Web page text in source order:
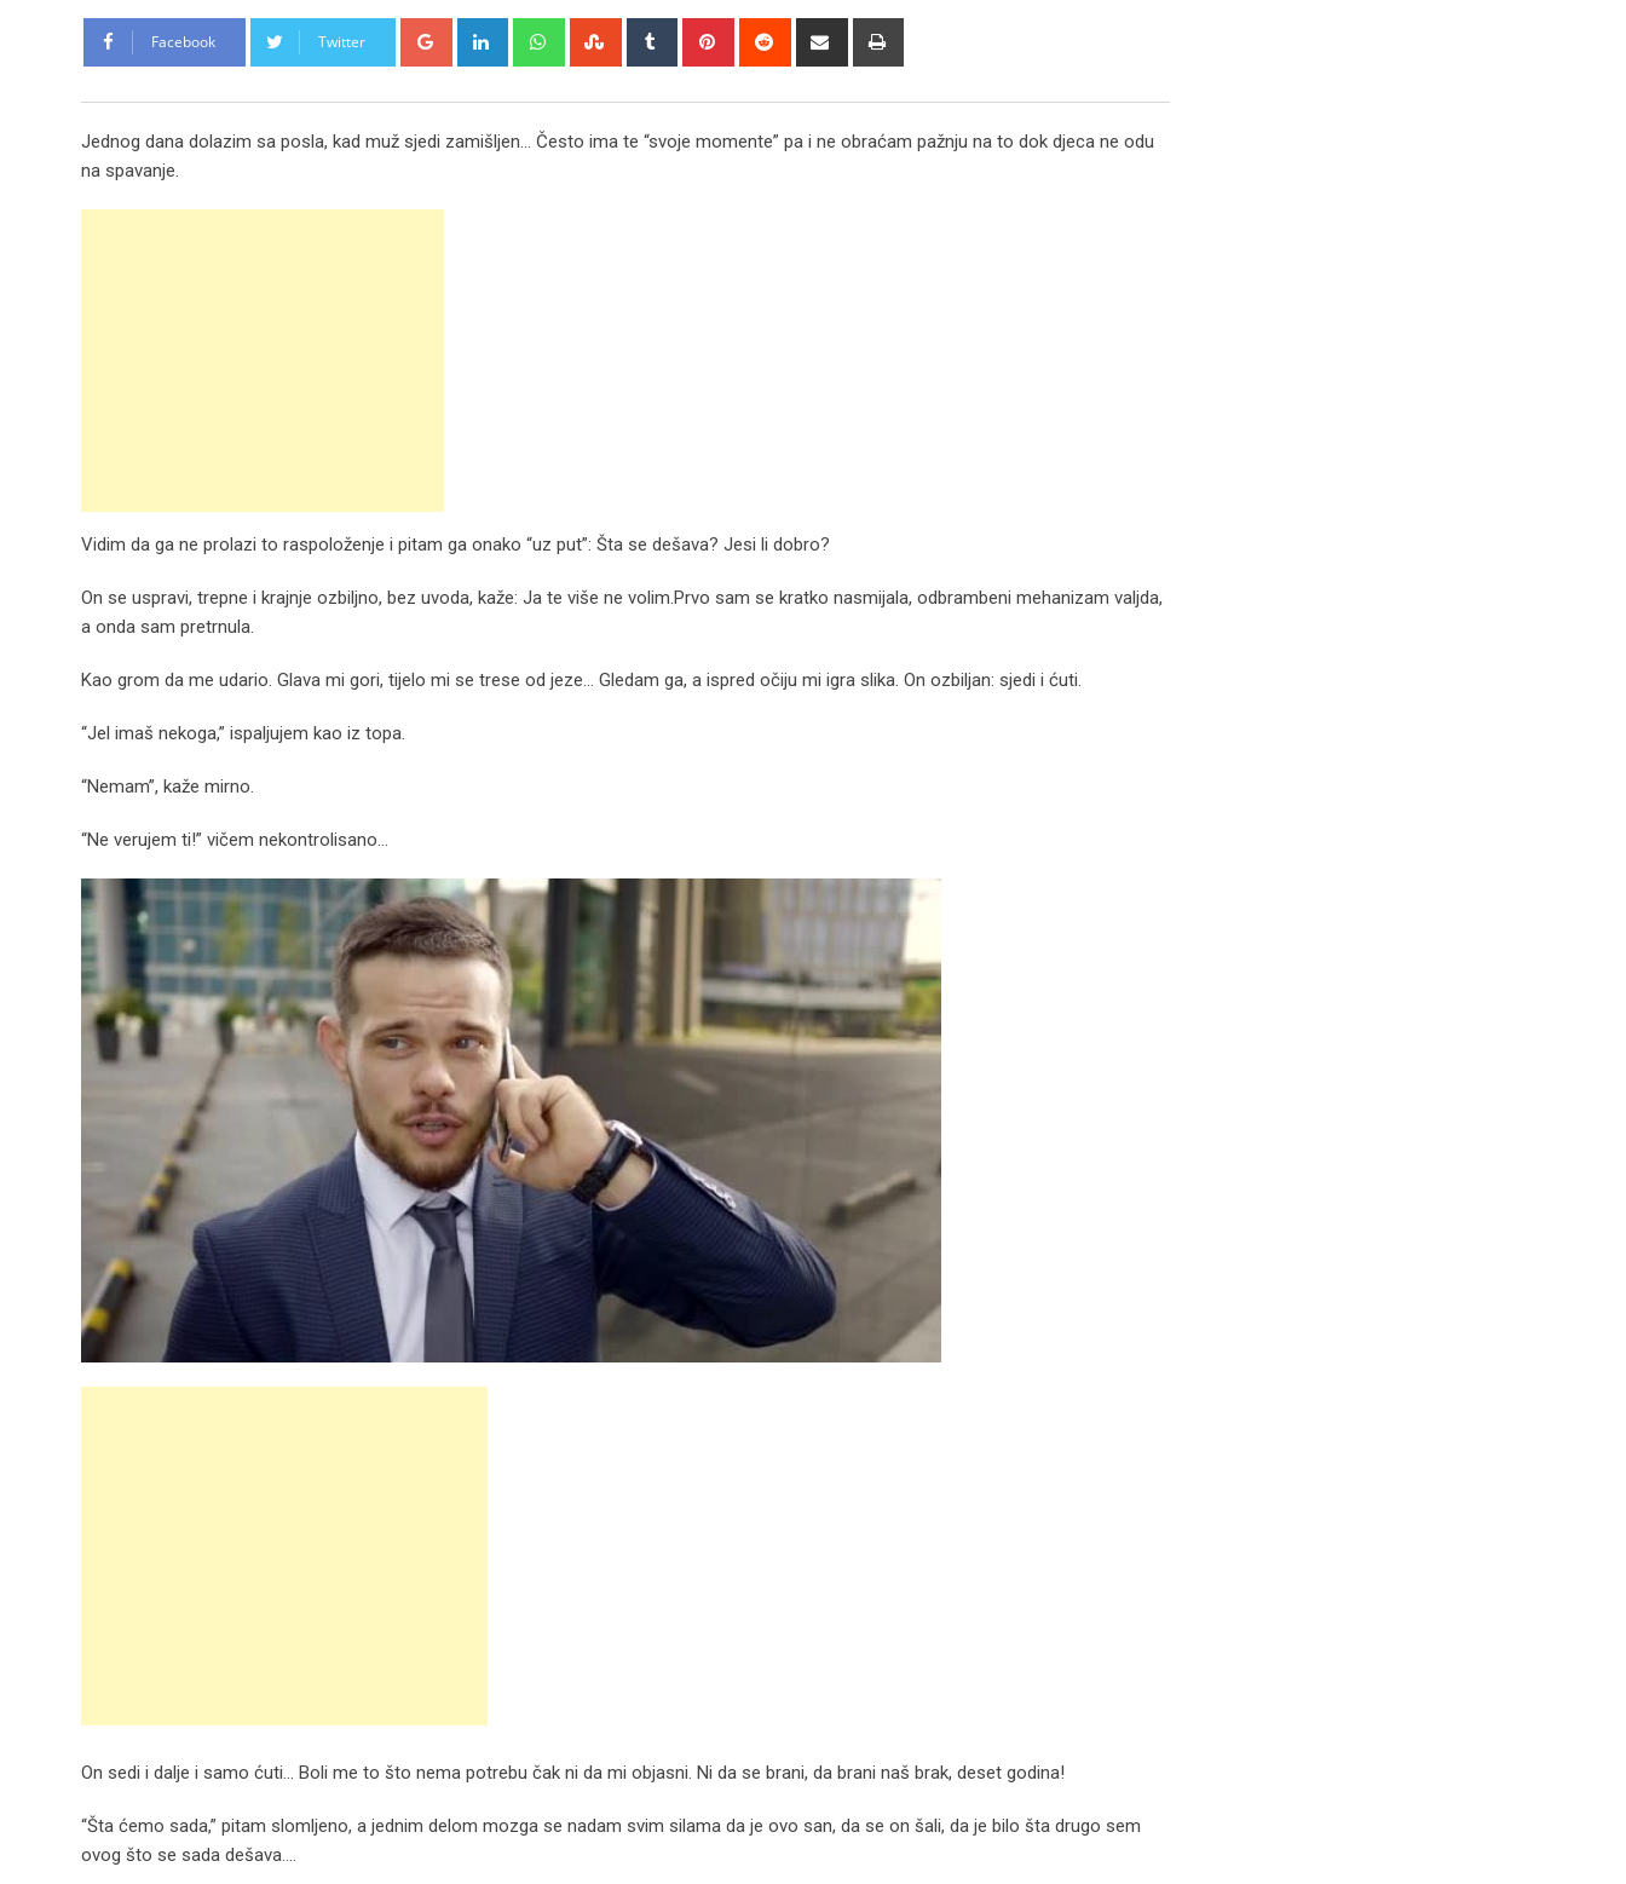
Facebook Twitter Google+ LinkedIn WhatsappStumbleUpon
Tumblr Pinterest Reddit
Share
Jednog dana dolazim sa posla, kad muž sjedi zamišljen… Često ima te “svoje momente” pa i ne obraćam pažnju na to dok djeca ne odu
na spavanje.
Vidim da ga ne prolazi to raspoloženje i pitam ga onako “uz put”: Šta se dešava? Jesi li dobro?
On se uspravi, trepne i krajnje ozbiljno, bez uvoda, kaže: Ja te više ne volim.Prvo sam se kratko nasmijala, odbrambeni mehanizam valjda,
a onda sam pretrnula.
Kao grom da me udario. Glava mi gori, tijelo mi se trese od jeze… Gledam ga, a ispred očiju mi igra slika. On ozbiljan: sjedi i ćuti.
“Jel imaš nekoga,” ispaljujem kao iz topa.
“Nemam”, kaže mirno.
“Ne verujem ti!” vičem nekontrolisano…
On sedi i dalje i samo ćuti… Boli me to što nema potrebu čak ni da mi objasni. Ni da se brani, da brani naš brak, deset godina!
“Šta ćemo sada,” pitam slomljeno, a jednim delom mozga se nadam svim silama da je ovo san, da se on šali, da je bilo šta drugo sem
ovog što se sada dešava….